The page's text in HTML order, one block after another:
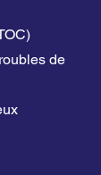
de